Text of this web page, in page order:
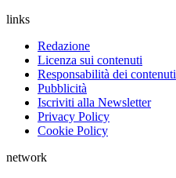
links
Redazione
Licenza sui contenuti
Responsabilità dei contenuti
Pubblicità
Iscriviti alla Newsletter
Privacy Policy
Cookie Policy
network